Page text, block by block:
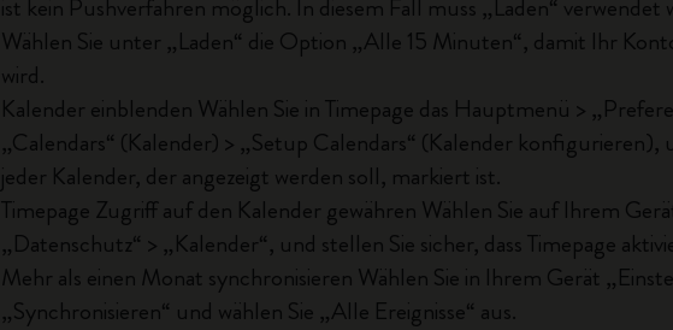
ist kein Pushverfahren möglich. In diesem Fall muss „Laden“ verwendet
Wählen Sie unter „Laden“ die Option „Alle 15 Minuten“, damit Ihr
wird.
Kalender einblenden Wählen Sie in Timepage das Hauptmenü >
„Calendars“ (Kalender) > „Setup Calendars“ (Kalender konfigurieren),
jeder Kalender, der angezeigt werden soll, markiert ist.
Timepage Zugriff auf den Kalender gewähren Wählen Sie auf Ihrem
„Datenschutz“ > „Kalender“, und stellen Sie sicher, dass Timepage
Mehr als einen Monat synchronisieren Wählen Sie in Ihrem Gerät
„Synchronisieren“ und wählen Sie „Alle Ereignisse“ aus.